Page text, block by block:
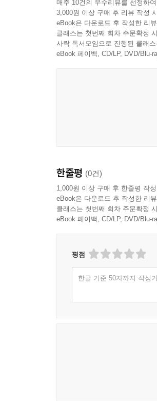
매주 10건의 우수리뷰를 선정하
3,000원 이상 구매 후 리뷰 작성 시
eBook은 다운로드 후 작성한 리
클래스는 첫번째 회차 주문확정
사락 독서모임으로 진행된 클래
eBook 페이백, CD/LP, DVD/Blu-
한줄평 (0건)
1,000원 이상 구매 후 한줄평 작성
eBook은 다운로드 후 작성한 리
클래스는 첫번째 회차 주문확정
eBook 페이백, CD/LP, DVD/Blu-
평점
한글 기준 50자까지 작성